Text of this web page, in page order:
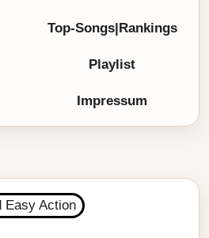
Top-Songs|Rankings
Playlist
Impressum